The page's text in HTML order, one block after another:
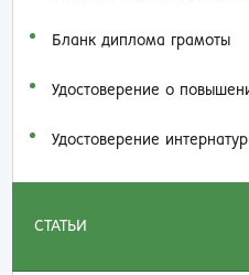
Бланк диплома грамоты
Удостоверение о
Удостоверение
СТАТЬИ